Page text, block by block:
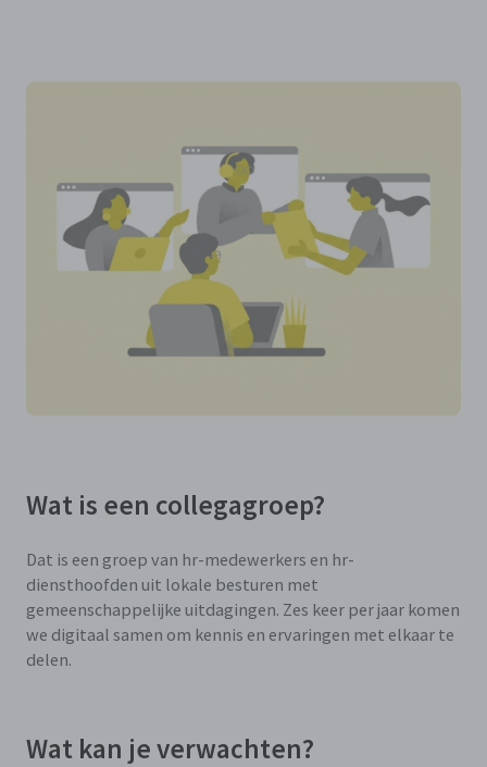
Wat is een collegagroep?
Dat is een groep van hr-medewerkers en hr-
diensthoofden uit lokale besturen met
gemeenschappelijke uitdagingen. Zes keer per jaar komen
we digitaal samen om kennis en ervaringen met elkaar te
delen.
Wat kan je verwachten?